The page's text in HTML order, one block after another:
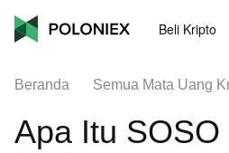
Beli Kripto
Beranda Semua Mata Uang
Apa Itu SOSO